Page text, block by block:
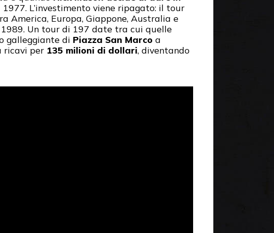
L’investimento viene ripagato: il tour
America, Europa, Giappone, Australia e
Un tour di 197 date tra cui quelle
galleggiante di Piazza San Marco a
ricavi per 135 milioni di dollari, diventando